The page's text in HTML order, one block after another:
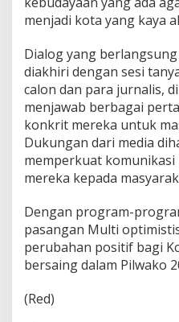
menjadi kota yang kaya
Dialog yang
diakhiri dengan sesi
calon dan para jurnalis,
menjawab berbagai
konkrit mereka untuk
Dukungan dari media
memperkuat
mereka kepada
Dengan program-
pasangan Multi
perubahan positif bagi
bersaing dalam Pilwako
(Red)